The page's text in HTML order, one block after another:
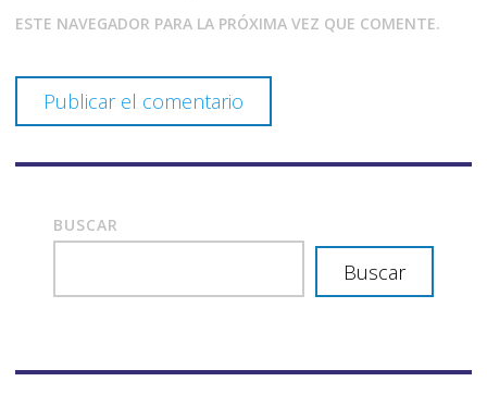
ESTE NAVEGADOR PARA LA PRÓXIMA VEZ QUE COMENTE.
BUSCAR
Buscar